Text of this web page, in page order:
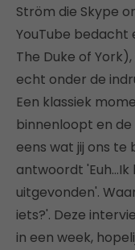
Ström die Skype
YouTube bedacht
The Duke of
echt onder de
Een klassiek
binnenloopt en
eens wat jij ons te
antwoordt
uitgevonden'.
iets?'. Deze
in een week,